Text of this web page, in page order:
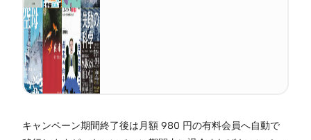
キャンペーン期間終了後は月額 980 円の有料会員へ自動で